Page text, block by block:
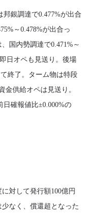
銀調達で0.477%が出合
～0.478%が出合っ
国内勢調達で0.471%～
日オペも見送り。後場
終了。ターム物は特段
金供給オペは見送り。
確報値比±0.000%の
対して発行額100億円
なく、償還超となった